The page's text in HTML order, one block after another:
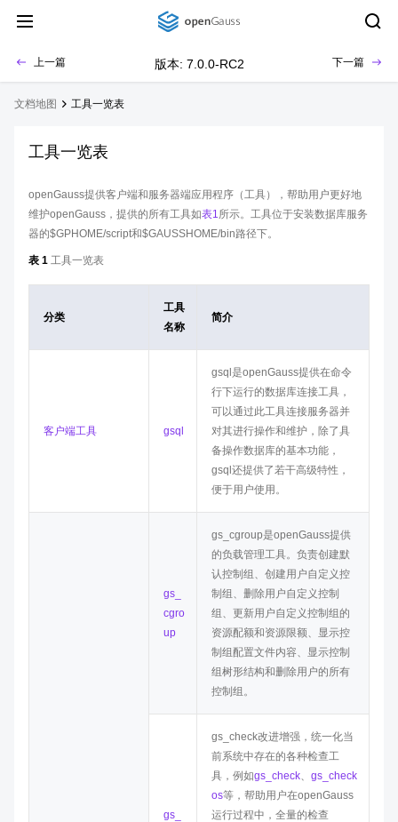
上一篇 版本: 7.0.0-RC2 下一篇
文档地图 工具一览表
工具一览表
openGauss提供客户端和服务器端应用程序（工具），帮助用户更好地
维护openGauss，提供的所有工具如表1所示。工具位于安装数据库服务
器的$GPHOME/script和$GAUSSHOME/bin路径下。
表 1 工具一览表
分类
工具
名称
简介
客户端工具 gsql
gsql是openGauss提供在命令
行下运行的数据库连接工具，
可以通过此工具连接服务器并
对其进行操作和维护，除了具
备操作数据库的基本功能，
gsql还提供了若干高级特性，
便于用户使用。
gs_
cgro
up
gs_cgroup是openGauss提供
的负载管理工具。负责创建默
认控制组、创建用户自定义控
制组、删除用户自定义控制
组、更新用户自定义控制组的
资源配额和资源限额、显示控
制组配置文件内容、显示控制
组树形结构和删除用户的所有
控制组。
gs_
gs_check改进增强，统一化当
前系统中存在的各种检查工
具，例如gs_check、 gs_check
os等，帮助用户在openGauss
运行过程中，全量的检查